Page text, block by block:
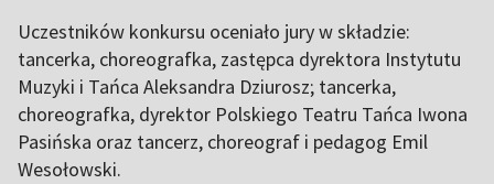
Uczestników konkursu oceniało jury w składzie:
tancerka, choreografka, zastępca dyrektora Instytutu
Muzyki i Tańca Aleksandra Dziurosz; tancerka,
choreografka, dyrektor Polskiego Teatru Tańca Iwona
Pasińska oraz tancerz, choreograf i pedagog Emil
Wesołowski.